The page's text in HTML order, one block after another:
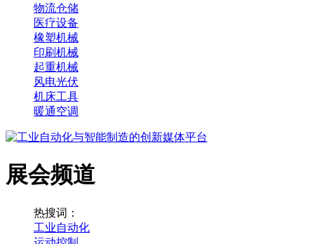
物流仓储
医疗设备
橡塑机械
印刷机械
起重机械
风电光伏
机床工具
暖通空调
展会频道
热搜词：
工业自动化